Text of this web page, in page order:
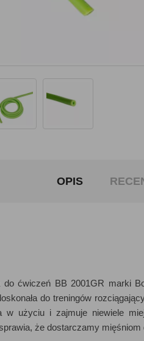
OPIS
do ćwiczeń BB 2001GR marki
do treningów
w użyciu i zajmuje niewiele
że dostarczamy